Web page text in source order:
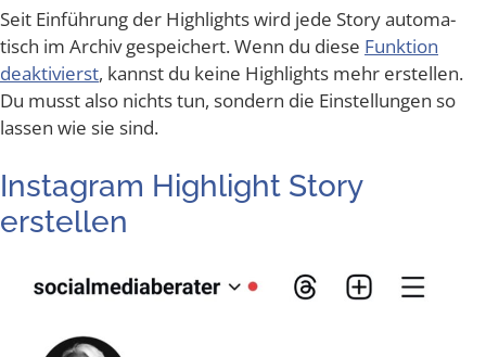
Seit Ein­füh­rung der High­lights wird jede Sto­ry auto­ma­
tisch im Archiv gespei­chert. Wenn du die­se Funk­ti­on
deak­ti­vierst, kannst du kei­ne High­lights mehr erstel­len.
Du musst also nichts tun, son­dern die Ein­stel­lun­gen so
las­sen wie sie sind.
Insta­gram High­light Sto­ry
erstellen